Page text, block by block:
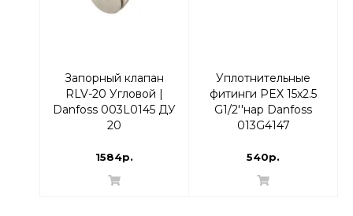
Запорный клапан
RLV-20 Угловой |
Danfoss 003L0145 ДУ
20
1584р.
Уплотнительные
фитинги PEX 15х2.5
G1/2''нар Danfoss
013G4147
540р.